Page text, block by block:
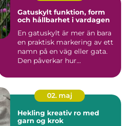
Gatuskylt funktion, form
och hållbarhet i vardagen
En gatuskylt är mer än bara
en praktisk markering av ett
namn på en väg eller gata.
Den påverkar hur...
02. maj
Hekling kreativ ro med
garn og krok